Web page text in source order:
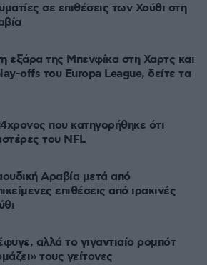
σε επιθέσεις των Χούθι στη
εξάρα της Μπενφίκα στη Χαρτς και
offs του Europa League, δείτε τα
που κατηγορήθηκε ότι
του NFL
Αραβία μετά από
επιθέσεις από ιρακινές
αλλά το γιγαντιαίο ρομπότ
τους γείτονες